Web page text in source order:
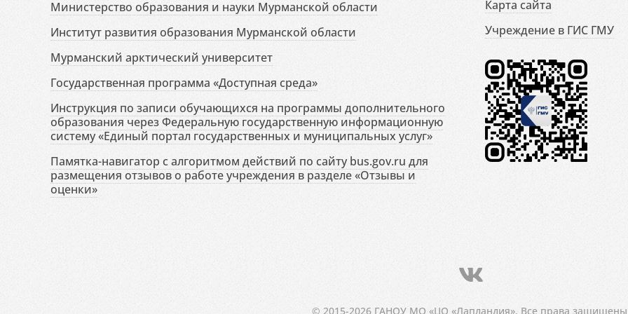
Министерство образования и науки Мурманской области
Институт развития образования Мурманской области
Мурманский арктический университет
Государственная программа «Доступная среда»
Инструкция по записи обучающихся на программы дополнительного
образования через Федеральную государственную информационную
систему «Единый портал государственных и муниципальных услуг»
Памятка-навигатор с алгоритмом действий по сайту bus.gov.ru для
размещения отзывов о работе учреждения в разделе «Отзывы и
оценки»
Карта сайта
Учреждение в ГИС ГМУ
© 2015-2026 ГАНОУ МО «ЦО «Лапландия». Все права